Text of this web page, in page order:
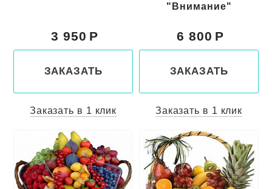
3 950
ЗАКАЗАТЬ
Заказать в 1 клик
"Внимание"
6 800
ЗАКАЗАТЬ
Заказать в 1 клик